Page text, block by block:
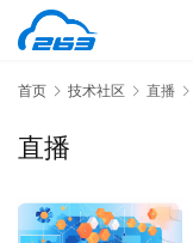
首页 技术社区 直播
直播